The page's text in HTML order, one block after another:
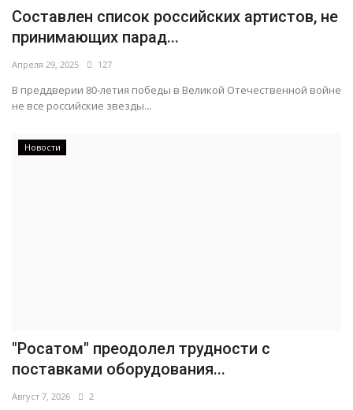
Составлен список российских артистов, не
принимающих парад...
Апреля 29, 2025 127
В преддверии 80-летия победы в Великой Отечественной войне
не все российские звезды...
Новости
"Росатом" преодолел трудности с
поставками оборудования...
Август 7, 2026 2